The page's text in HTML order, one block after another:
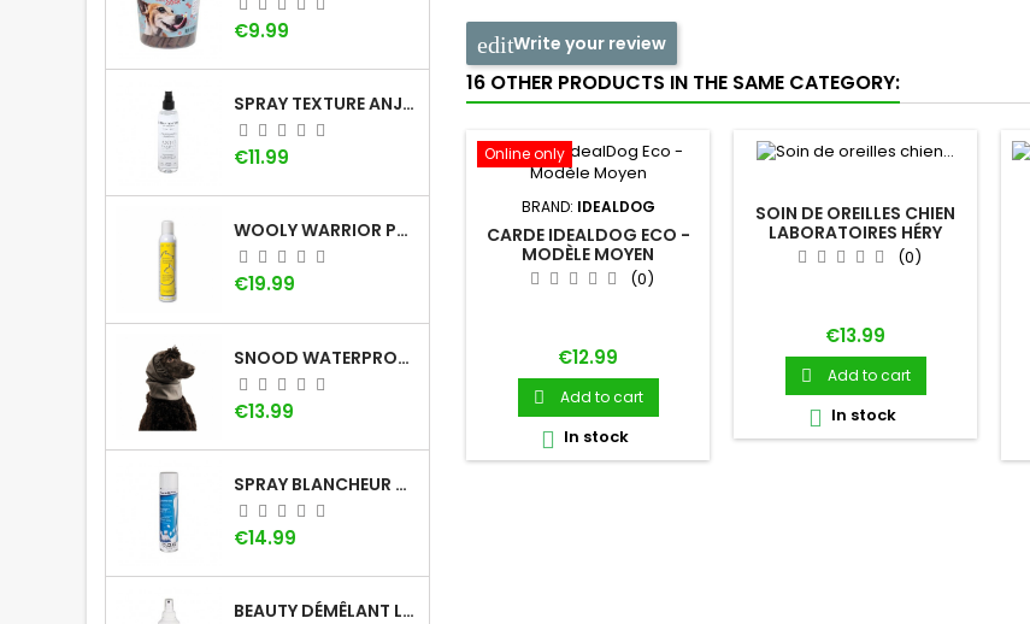
Price
€9.99
SPRAY TEXTURE ANJU BEAUTÉ
Price
€11.99
WOOLY WARRIOR PAR LADYBEL
Price
€19.99
SNOOD WATERPROOF : LE CACHE-OREILLE POUR CHIEN
Price
€13.99
SPRAY BLANCHEUR DOG GÉNÉRATION
Price
€14.99
BEAUTY DÉMÊLANT LOTION DOG GÉNÉRATION
Write your review
16 OTHER PRODUCTS IN THE SAME CATEGORY:
Online only
BRAND: IDEALDOG
CARDE IDEALDOG ECO -
MODÈLE MOYEN
(0)
Price
€12.99
 Add to cart
 In stock
SOIN DE OREILLES CHIEN
LABORATOIRES HÉRY
(0)
Price
€13.99
 Add to cart
 In stock